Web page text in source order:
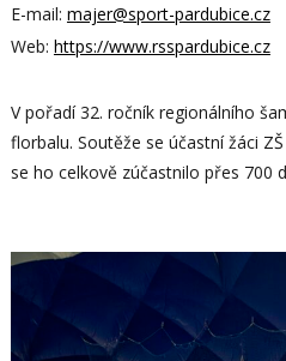
E-mail: majer@sport-pardubice.cz
Web: https://www.rsspardubice.cz
V pořadí 32. ročník regionálního
florbalu. Soutěže se účastní žáci
se ho celkově zúčastnilo přes 700